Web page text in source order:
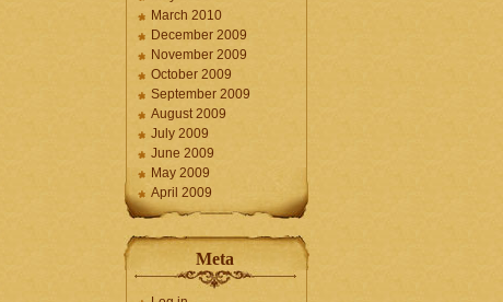
March 2010
December 2009
November 2009
October 2009
September 2009
August 2009
July 2009
June 2009
May 2009
April 2009
Meta